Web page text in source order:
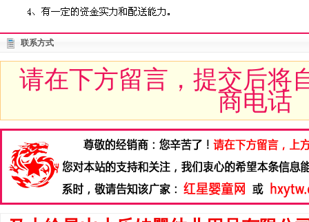
联系方式
请在下方留言，提交后将
商电话